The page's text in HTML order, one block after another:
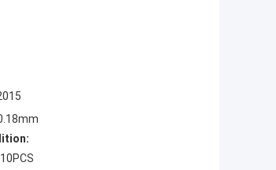
10PCS